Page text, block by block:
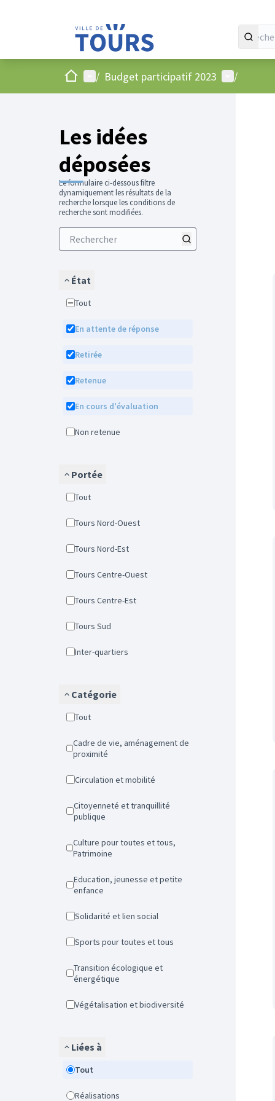
AccueilMenu principal
/ Budget participatif 2023 Menu
/
Les idées
déposées
Le formulaire ci-dessous filtre
dynamiquement les résultats de la
recherche lorsque les conditions de
recherche sont modifiées.
État
Tout
En attente de réponse
Retirée
Retenue
En cours d'évaluation
Non retenue
Portée
Tout
Tours Nord-Ouest
Tours Nord-Est
Tours Centre-Ouest
Tours Centre-Est
Tours Sud
Inter-quartiers
Catégorie
Tout
Cadre de vie, aménagement de
proximité
Circulation et mobilité
Citoyenneté et tranquillité
publique
Culture pour toutes et tous,
Patrimoine
Education, jeunesse et petite
enfance
Solidarité et lien social
Sports pour toutes et tous
Transition écologique et
énergétique
Végétalisation et biodiversité
Liées à
Tout
Réalisations